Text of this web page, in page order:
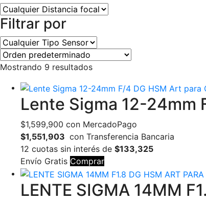
Filtrar por
Mostrando 9 resultados
Lente Sigma 12-24mm
$1,599,900 con MercadoPago
$1,551,903 con Transferencia Bancaria
12 cuotas sin interés de $133,325
Envío Gratis Comprar
LENTE SIGMA 14MM